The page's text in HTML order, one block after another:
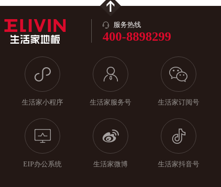
服务热线
400-8898299
生活家小程序 生活家服务号 生活家订阅号
EIP办公系统 生活家微博 生活家抖音号